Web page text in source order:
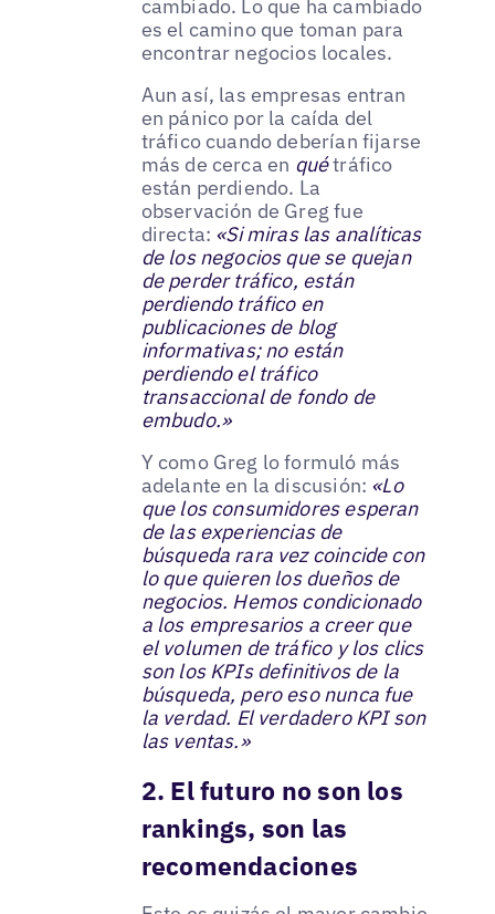
cambiado. Lo que ha cambiado
es el camino que toman para
encontrar negocios locales.
Aun así, las empresas entran
en pánico por la caída del
tráfico cuando deberían fijarse
más de cerca en quétráfico
están perdiendo. La
observación de Greg fue
directa: «Si miras las analíticas
de los negocios que se quejan
de perder tráfico, están
perdiendo tráfico en
publicaciones de blog
informativas; no están
perdiendo el tráfico
transaccional de fondo de
embudo.»
Y como Greg lo formuló más
adelante en la discusión: «Lo
que los consumidores esperan
de las experiencias de
búsqueda rara vez coincide con
lo que quieren los dueños de
negocios. Hemos condicionado
a los empresarios a creer que
el volumen de tráfico y los clics
son los KPIs definitivos de la
búsqueda, pero eso nunca fue
la verdad. El verdadero KPI son
las ventas.»
2. El futuro no son los
rankings, son las
recomendaciones